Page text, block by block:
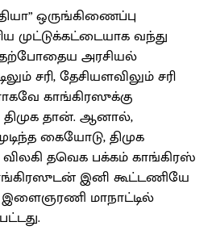
ஒருங்கிணைப்பு
முட்டுக்கட்டையாக வந்து
தற்போதைய அரசியல்
சரி, தேசியளவிலும் சரி
காங்கிரஸுக்கு
திமுக தான். ஆனால்,
கையோடு, திமுக
தவெக பக்கம் காங்கிரஸ்
இனி கூட்டணியே
மாநாட்டில்